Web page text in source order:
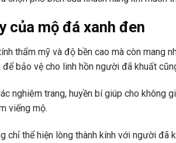
của mộ đá xanh đen
thẩm mỹ và độ bền cao mà còn mang
bảo vệ cho linh hồn người đã khuất
nghiêm trang, huyền bí giúp cho không
viếng mộ.
chỉ thể hiện lòng thành kính với người